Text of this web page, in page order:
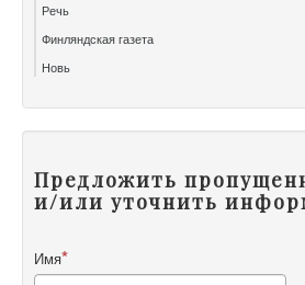
Речь
Финляндская газета
Новь
Предложить
и/или уточнить
Имя